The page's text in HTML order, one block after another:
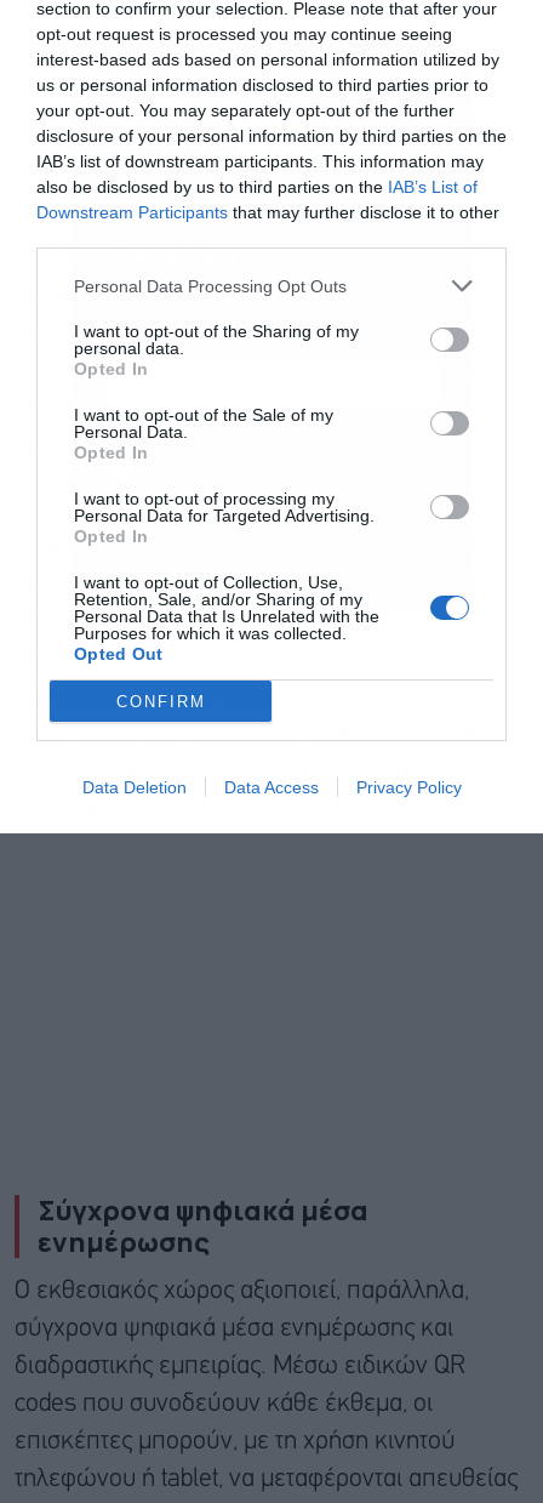
section to confirm your selection. Please note that after your
opt-out request is processed you may continue seeing
interest-based ads based on personal information utilized by
us or personal information disclosed to third parties prior to
your opt-out. You may separately opt-out of the further
disclosure of your personal information by third parties on the
IAB’s list of downstream participants. This information may
also be disclosed by us to third parties on the IAB’s List of
Downstream Participants that may further disclose it to other
Personal Data Processing Opt Outs
I want to opt-out of the Sharing of my
personal data.
Opted In
I want to opt-out of the Sale of my
Personal Data.
Opted In
I want to opt-out of processing my
Personal Data for Targeted Advertising.
Opted In
I want to opt-out of Collection, Use,
Retention, Sale, and/or Sharing of my
Personal Data that Is Unrelated with the
Purposes for which it was collected.
Opted Out
CONFIRM
Data Deletion Data Access Privacy Policy
άλλων, πειστήρια, εργαστηριακός εξοπλισμός,
ιστορικά αρχεία εγκληματολογικών
αναζητήσεων, παλαιά δελτία δακτυλοσκόπησης,
καθώς και εξοπλισμός που χρησιμοποιείται κατά
την επιτόπια έρευνα σκηνών εγκλήματος.
Ξεχωριστή θέση κατέχουν ιστορικά τεκμήρια και
υποθέσεις που σημάδεψαν την ελληνική
εγκληματολογική ιστορία, όπως αρχειακό υλικό
για τον «Δράκο του Σέιχ Σου», εκθέματα που
συνδέονται με πολύκροτες υποθέσεις και
σημαντικές εγκληματολογικές εξελίξεις των
Ιδιαίτερη έμφαση δίνεται και στην εξέλιξη της
εγκληματολογικής φωτογράφησης, μέσα από
αυθεντικές φωτογραφικές μηχανές και
εξοπλισμό διαφορετικών εποχών, που
χρησιμοποιήθηκαν για την καταγραφή σκηνών
Σύγχρονα ψηφιακά μέσα
ενημέρωσης
Ο εκθεσιακός χώρος αξιοποιεί, παράλληλα,
σύγχρονα ψηφιακά μέσα ενημέρωσης και
διαδραστικής εμπειρίας. Μέσω ειδικών QR
codes που συνοδεύουν κάθε έκθεμα, οι
επισκέπτες μπορούν, με τη χρήση κινητού
τηλεφώνου ή tablet, να μεταφέρονται απευθείας
Εγγραφή στο
newsletter
Αποδέχομαι τους